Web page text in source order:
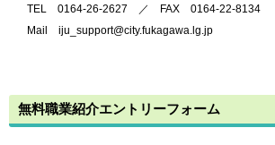
TEL 0164-26-2627 ／ FAX 0164-22-8134
Mail iju_support@city.fukagawa.lg.jp
無料職業紹介エントリーフォーム